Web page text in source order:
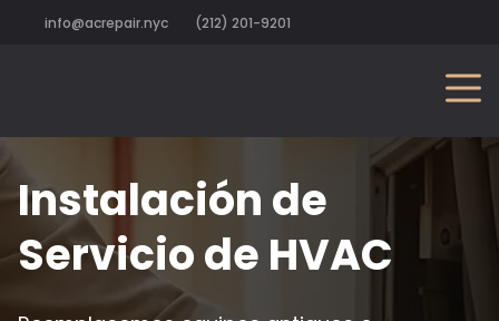
info@acrepair.nyc (212) 201-9201
Instalación de
Servicio de HVAC